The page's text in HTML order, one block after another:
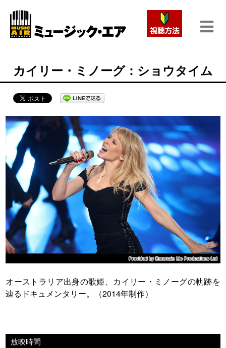
カイリー・ミノーグ：ショウタイム
オーストラリア出身の歌姫、カイリー・ミノーグの軌跡を
辿るドキュメンタリー。（2014年制作）
放映時間